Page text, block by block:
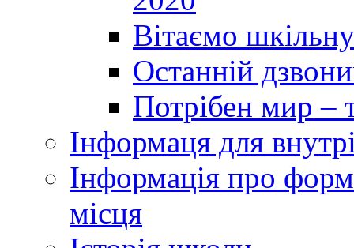
Вітаємо
Останній
Потрібен мир –
Інформаця для
Інформація про
місця